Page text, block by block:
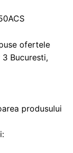
ofertele
Bucuresti,
produsului